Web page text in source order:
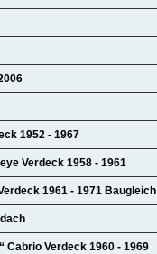
1952 - 1967
Verdeck 1958 - 1961
1961 - 1971
Cabrio Verdeck 1960 - 1969